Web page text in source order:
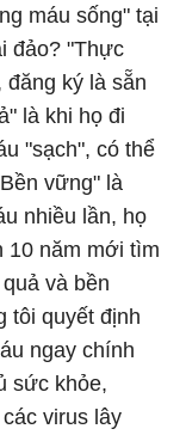
máu sống" tại
đảo? "Thực
đăng ký là sẵn
là khi họ đi
"sạch", có thể
vững" là
nhiều lần, họ
10 năm mới tìm
và bền
tôi quyết định
ngay chính
sức khỏe,
virus lây